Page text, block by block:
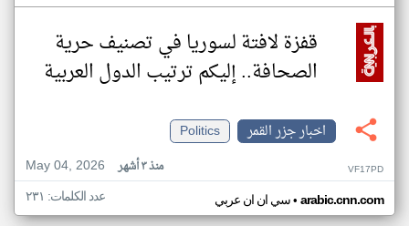
قفزة لافتة لسوريا في تصنيف حرية
الصحافة.. إليكم ترتيب الدول العربية
اخبار جزر القمر
Politics
May 04, 2026
منذ ٣ أشهر VF17PD
سي ان ان عربي• arabic.cnn.com عدد الكلمات: ٢٣١